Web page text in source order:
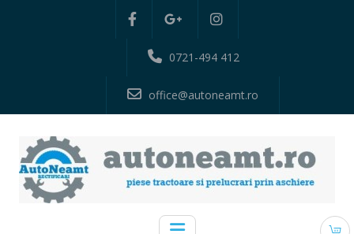
0721-494 412
office@autoneamt.ro